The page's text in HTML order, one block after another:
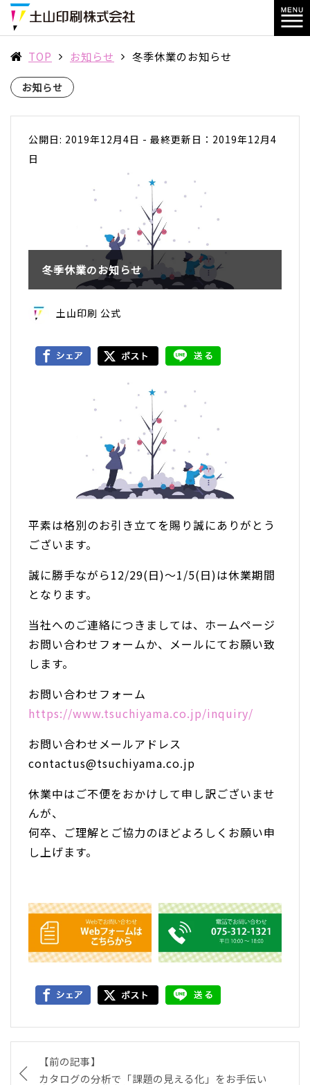
TOP お知らせ 冬季休業のお知らせ
お知らせ
公開日: 2019年12月4日 - 最終更新日：2019年12月4
日
冬季休業のお知らせ
土山印刷 公式
平素は格別のお引き立てを賜り誠にありがとう
ございます。
誠に勝手ながら12/29(日)～1/5(日)は休業期間
となります。
当社へのご連絡につきましては、ホームページ
お問い合わせフォームか、メールにてお願い致
します。
お問い合わせフォーム
https://www.tsuchiyama.co.jp/inquiry/
お問い合わせメールアドレス
contactus@tsuchiyama.co.jp
休業中はご不便をおかけして申し訳ございませ
んが、
何卒、ご理解とご協力のほどよろしくお願い申
し上げます。
【前の記事】
カタログの分析で「課題の見える化」をお手伝い